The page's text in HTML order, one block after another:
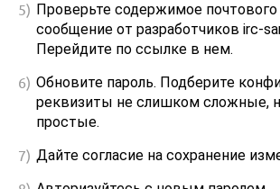
Проверьте содержимое
сообщение от разработчиков irc-
Перейдите по ссылке в нем.
Обновите пароль. Подберите
реквизиты не слишком сложные,
простые.
Дайте согласие на сохранение